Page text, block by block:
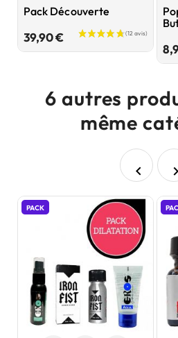
Pack Découverte
39,90 €Prix
6 autres
même
 
PACK